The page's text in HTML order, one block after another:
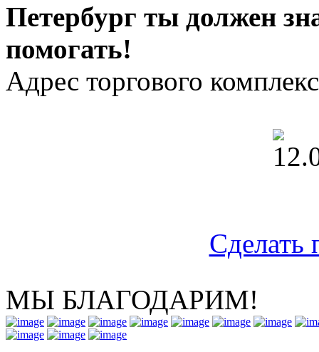
Петербург ты должен
помогать!
Адрес торгового
Сделать
МЫ БЛАГОДАРИМ!